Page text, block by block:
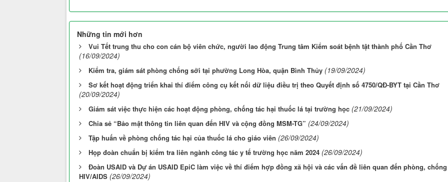
Những tin mới hơn
Vui Tết trung thu cho con cán bộ viên chức, người lao động Trung tâm Kiểm soát bệnh tật thành phố Cần Thơ
(16/09/2024)
Kiểm tra, giám sát phòng chống sởi tại phường Long Hòa, quận Bình Thủy (19/09/2024)
Sơ kết hoạt động triển khai thí điểm công cụ kết nối dữ liệu điều trị theo Quyết định số 4750/QĐ-BYT tại Cần Thơ
(20/09/2024)
Giám sát việc thực hiện các hoạt động phòng, chống tác hại thuốc lá tại trường học (21/09/2024)
Chia sẻ “Bảo mật thông tin liên quan đến HIV và cộng đồng MSM-TG” (24/09/2024)
Tập huấn về phòng chống tác hại của thuốc lá cho giáo viên (26/09/2024)
Họp đoàn chuẩn bị kiểm tra liên ngành công tác y tế trường học năm 2024 (26/09/2024)
Đoàn USAID và Dự án USAID EpiC làm việc về thí điểm hợp đồng xã hội và các vấn đề liên quan đến phòng, chống
HIV/AIDS (26/09/2024)